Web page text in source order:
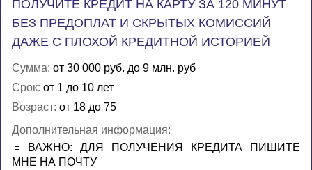
ПОЛУЧИТЕ КРЕДИТ НА КАРТУ ЗА 120 МИНУТ
БЕЗ ПРЕДОПЛАТ И СКРЫТЫХ КОМИССИЙ
ДАЖЕ С ПЛОХОЙ КРЕДИТНОЙ ИСТОРИЕЙ
Сумма: от 30 000 руб. до 9 млн. руб
Срок: от 1 до 10 лет
Возраст: от 18 до 75
Дополнительная информация:
🔹ВАЖНО: ДЛЯ ПОЛУЧЕНИЯ КРЕДИТА ПИШИТЕ
МНЕ НА ПОЧТУ